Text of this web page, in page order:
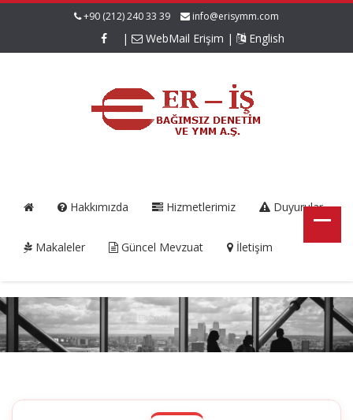
+90 (212) 240 33 39 info@erisymm.com
| WebMail Erişim | English
Hakkımızda Hizmetlerimiz Duyurular
Makaleler Güncel Mevzuat İletişim